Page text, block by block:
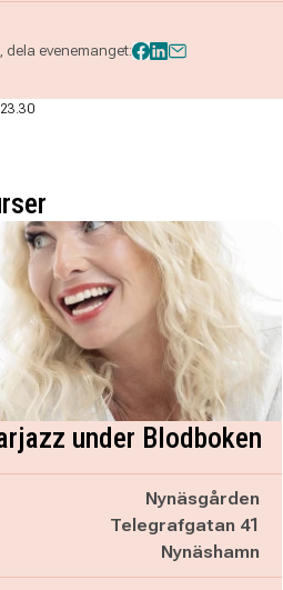
evenemanget:
under Blodboken
Nynäsgården
Telegrafgatan 41
Nynäshamn